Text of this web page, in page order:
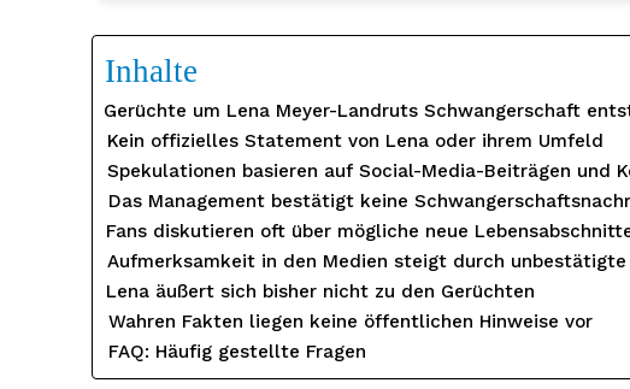
kostenlosen
Inhalte
Gerüchte um Lena Meyer-Landruts Schwangerschaft
Kein offizielles Statement von Lena oder ihrem Umfeld
Spekulationen basieren auf Social-Media-Beiträgen und
Das Management bestätigt keine
Fans diskutieren oft über mögliche neue
Aufmerksamkeit in den Medien steigt durch
Lena äußert sich bisher nicht zu den Gerüchten
Wahren Fakten liegen keine öffentlichen Hinweise vor
FAQ: Häufig gestellte Fragen